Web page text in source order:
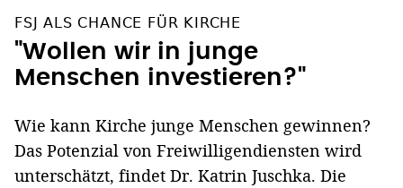
FSJ ALS CHANCE FÜR KIRCHE
"Wollen wir in junge
Menschen investieren?"
Wie kann Kirche junge Menschen gewinnen?
Das Potenzial von Freiwilligendiensten wird
unterschätzt, findet Dr. Katrin Juschka. Die